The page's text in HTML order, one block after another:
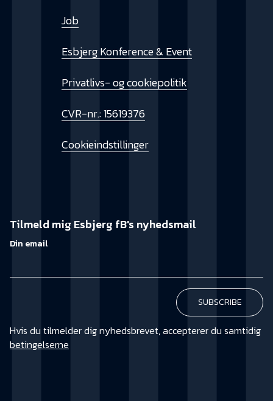
Job
Esbjerg Konference & Event
Privatlivs- og cookiepolitik
CVR-nr.: 15619376
Cookieindstillinger
Tilmeld mig Esbjerg fB's nyhedsmail
Din email
Hvis du tilmelder dig nyhedsbrevet, accepterer du samtidig
betingelserne